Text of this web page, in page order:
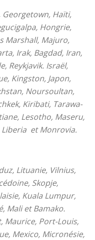
Georgetown, Haïti,
Hongrie,
Marshall, Majuro,
Irak, Bagdad, Iran,
Reykjavik. Israël,
Kingston, Japon,
Noursoultan,
Kiribati, Tarawa-
Lesotho, Maseru,
Liberia et Monrovia.
Lituanie, Vilnius,
Skopje,
Kuala Lumpur,
Mali et Bamako.
Maurice, Port-Louis,
Mexico, Micronésie,